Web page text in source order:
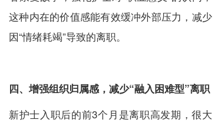
这种内在的价值感能有效缓冲外部压力，减少
因“情绪耗竭”导致的离职。
四、增强组织归属感，减少“融入困难型”离职
新护士入职后的前3个月是离职高发期，很大